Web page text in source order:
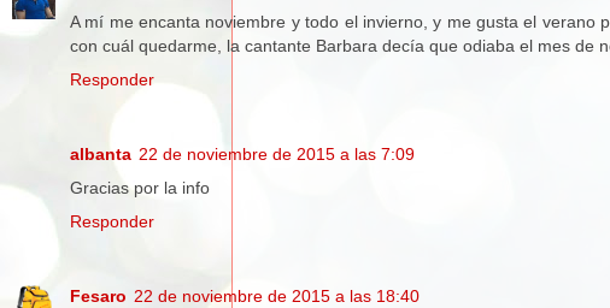
A mí me encanta noviembre y todo el invierno, y me gusta el
con cuál quedarme, la cantante Barbara decía que odiaba el mes de
Responder
albanta 22 de noviembre de 2015 a las 7:09
Gracias por la info
Responder
Fesaro 22 de noviembre de 2015 a las 18:40